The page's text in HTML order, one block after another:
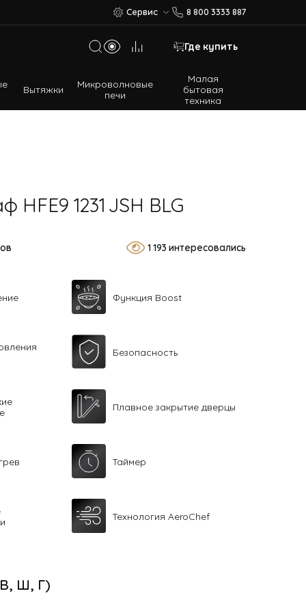
Сервис 8 800 3333 887
Где купить
Вытяжки Микроволновые
печи
Малая
бытовая
техника
Многодверные холодильники
HFE9 1231 JSH BLG
1 193 интересовались
Функция Boost
Безопасность
Плавное закрытие дверцы
Таймер
Технология AeroChef
Ш, Г)